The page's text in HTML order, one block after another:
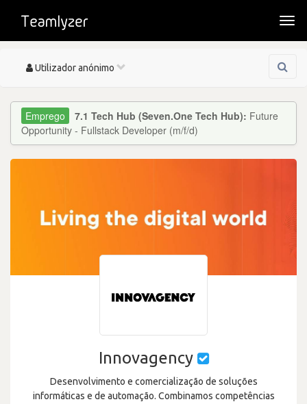
Toggle
Utilizador anónimo
7.1 Tech Hub (Seven.One Tech Hub): Future
Opportunity - Fullstack Developer (m/f/d)
Innovagency
Desenvolvimento e comercialização de soluções
informáticas e de automação. Combinamos competências